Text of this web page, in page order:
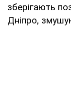
зберігають
Дніпро,